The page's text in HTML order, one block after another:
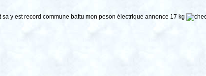
y est record commune battu mon peson électrique annonce 17 kg